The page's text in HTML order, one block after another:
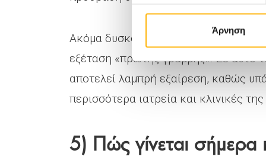
Άρνηση
Ακόμα δυσκολότερη είναι η
εξέταση «πρώτης γραμμής». Σε αυτό
αποτελεί λαμπρή εξαίρεση, καθώς
περισσότερα ιατρεία και κλινικές
5) Πώς γίνεται